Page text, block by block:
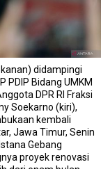
didampingi
PDIP Bidang UMKM
DPR RI Fraksi
Soekarno (kiri),
kembali
Jawa Timur, Senin
Gebang
proyek renovasi